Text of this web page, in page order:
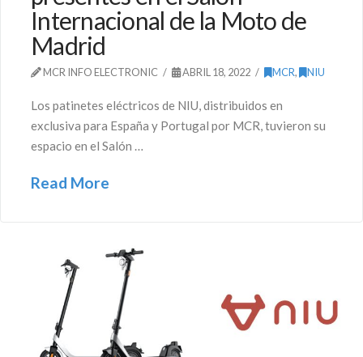
Internacional de la Moto de
Madrid
MCR INFO ELECTRONIC ABRIL 18, 2022 MCR, NIU
Los patinetes eléctricos de NIU, distribuidos en
exclusiva para España y Portugal por MCR, tuvieron su
espacio en el Salón …
Read More